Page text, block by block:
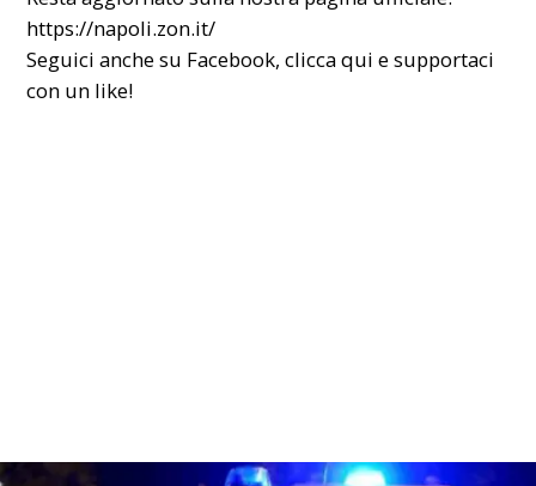
https://napoli.zon.it/
Seguici anche su Facebook,clicca qui e supportaci
con un like!